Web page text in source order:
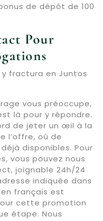
de dépôt de 100
Pour
vous préoccupe,
là pour y répondre.
de jeter un œil à la
l’offre, où de
disponibles. Pour
vous pouvez nous
joignable 24h/24
indiquée dans
français est
cette promotion
étape. Nous